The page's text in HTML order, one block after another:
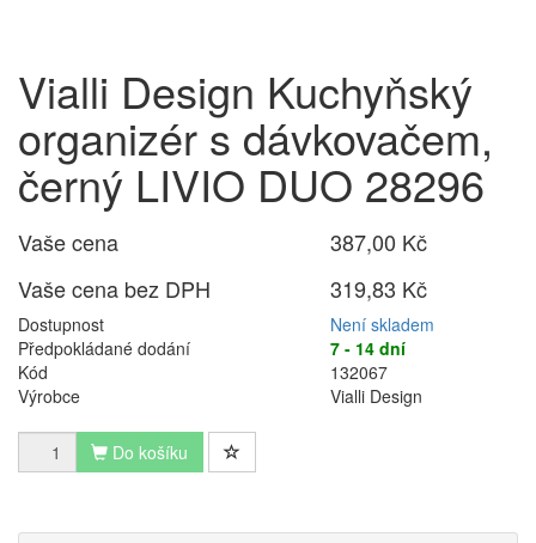
Vialli Design Kuchyňský
organizér s dávkovačem,
černý LIVIO DUO 28296
Vaše cena
387,00 Kč
Vaše cena bez DPH
319,83 Kč
Dostupnost
Není skladem
Předpokládané dodání
7 - 14 dní
Kód
132067
Výrobce
Vialli Design
Do košíku